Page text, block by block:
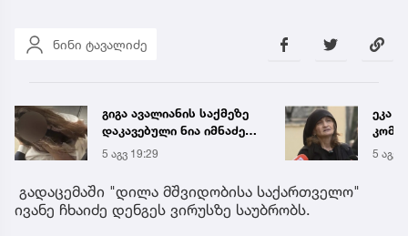
ნინი ტავალიძე
ეკა კუპატაძის პირველი
კომენტარი ნია იმნაძის
დაკავების შემდეგ
5 აგვ 19:20 5 აგვ
გადაცემაში "დილა მშვიდობისა საქართველო"
ივანე ჩხაიძე დენგეს ვირუსზე საუბრობს.